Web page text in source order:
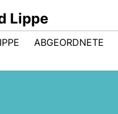
Lippe
ABGEORDNETE